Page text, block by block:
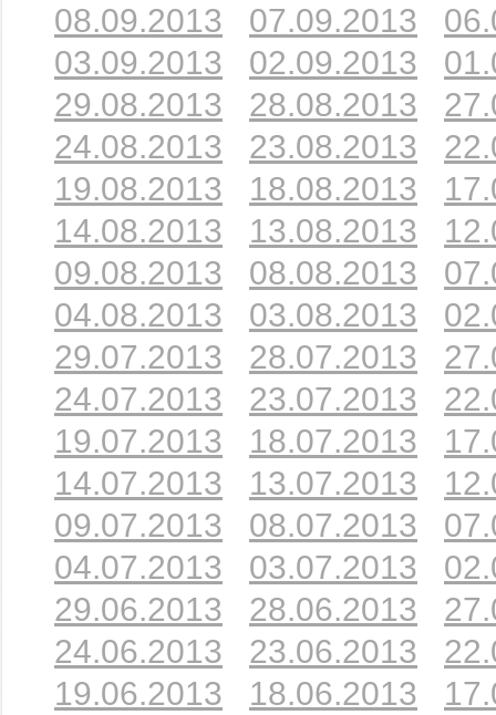
08.09.2013
07.09.2013
03.09.2013
02.09.2013
29.08.2013
28.08.2013
24.08.2013
23.08.2013
19.08.2013
18.08.2013
14.08.2013
13.08.2013
09.08.2013
08.08.2013
04.08.2013
03.08.2013
29.07.2013
28.07.2013
24.07.2013
23.07.2013
19.07.2013
18.07.2013
14.07.2013
13.07.2013
09.07.2013
08.07.2013
04.07.2013
03.07.2013
29.06.2013
28.06.2013
24.06.2013
23.06.2013
19.06.2013
18.06.2013